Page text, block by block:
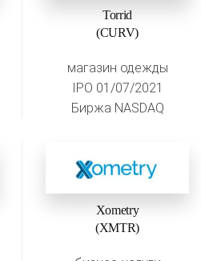
Torrid
(CURV)
магазин одежды
IPO 01/07/2021
Биржа NASDAQ
Xometry
(XMTR)